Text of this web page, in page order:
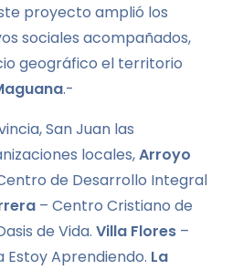
proyecto amplió los
sociales acompañados,
geográfico el territorio
.-
San Juan las
locales,Arroyo
de Desarrollo Integral
– Centro Cristiano de
de Vida. Villa Flores –
Estoy Aprendiendo. La